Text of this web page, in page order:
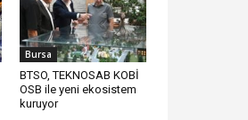
Bursa
BTSO, TEKNOSAB KOBİ
OSB ile yeni ekosistem
kuruyor